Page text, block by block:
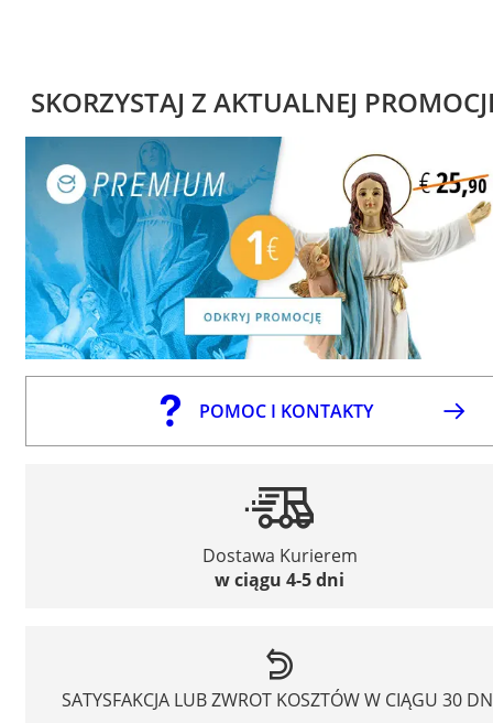
SKORZYSTAJ Z AKTUALNEJ
POMOC I KONTAKTY
Dostawa Kurierem
w ciągu 4-5 dni
SATYSFAKCJA LUB ZWROT KOSZTÓW W CIĄGU 30